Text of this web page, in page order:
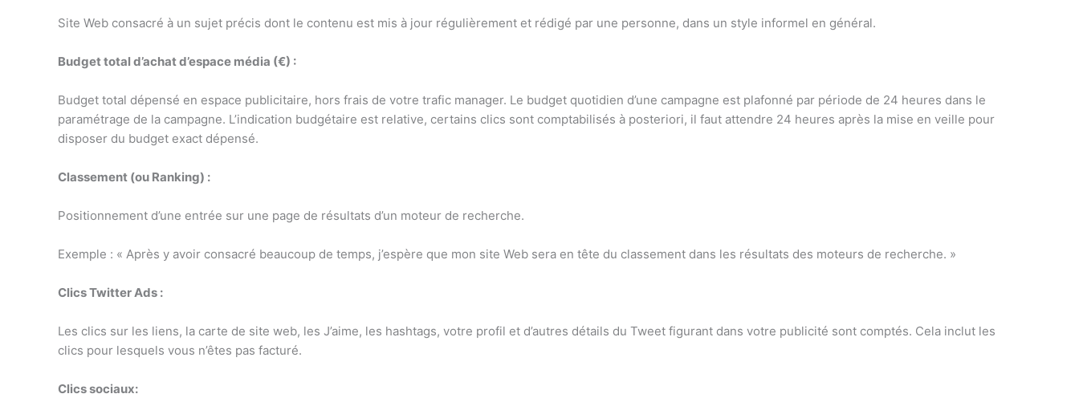
Site Web consacré à un sujet précis dont le contenu est mis à jour régulièrement et rédigé par une personne, dans un style informel en général.
Budget total d’achat d’espace média (€) :
Budget total dépensé en espace publicitaire, hors frais de votre trafic manager. Le budget quotidien d’une campagne est plafonné par période de 24 heures dans le
paramétrage de la campagne. L’indication budgétaire est relative, certains clics sont comptabilisés à posteriori, il faut attendre 24 heures après la mise en veille pour
disposer du budget exact dépensé.
Classement (ou Ranking) :
Positionnement d’une entrée sur une page de résultats d’un moteur de recherche.
Exemple : « Après y avoir consacré beaucoup de temps, j’espère que mon site Web sera en tête du classement dans les résultats des moteurs de recherche. »
Clics Twitter Ads :
Les clics sur les liens, la carte de site web, les J’aime, les hashtags, votre profil et d’autres détails du Tweet figurant dans votre publicité sont comptés. Cela inclut les
clics pour lesquels vous n’êtes pas facturé.
Clics sociaux: